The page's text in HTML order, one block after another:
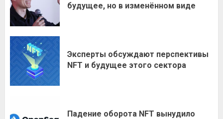
будущее, но в изменённом виде
Эксперты обсуждают перспективы
NFT и будущее этого сектора
Падение оборота NFT вынудило